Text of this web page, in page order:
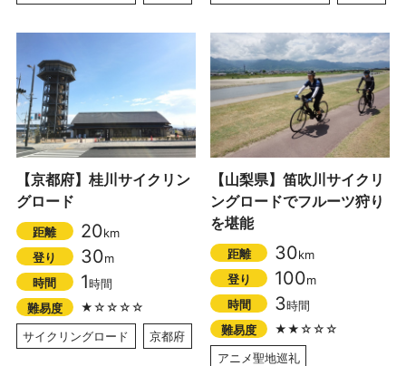
【京都府】桂川サイクリン
グロード
距離 20km
登り
30m
時間
1時間
難易度
★☆☆☆☆
サイクリングロード
京都府
【山梨県】笛吹川サイクリ
ングロードでフルーツ狩り
を堪能
距離 30km
登り
100m
時間
3時間
難易度
★★☆☆☆
アニメ聖地巡礼